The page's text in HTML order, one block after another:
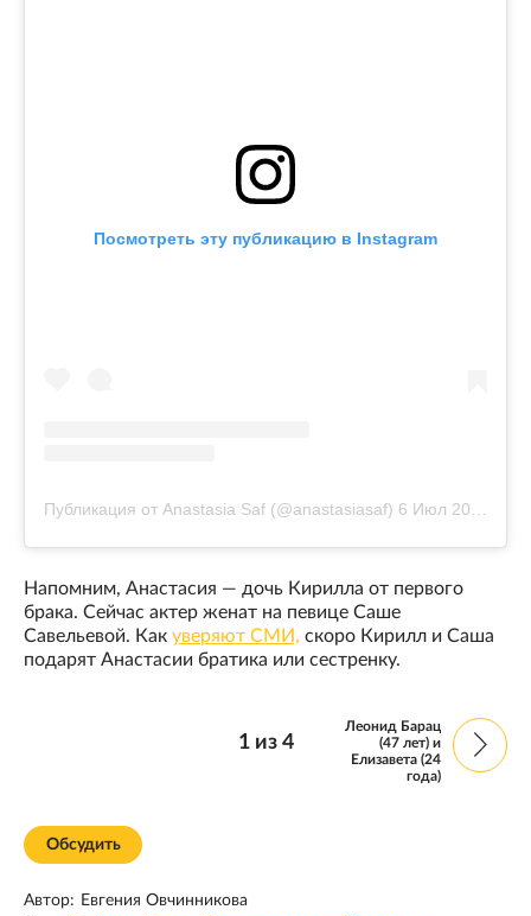
Посмотреть эту публикацию в Instagram
Публикация от Anastasia Saf (@anastasiasaf) 6 Июл 2018 в 8:11 PDT
Напомним, Анастасия — дочь Кирилла от первого
брака. Сейчас актер женат на певице Саше
Савельевой. Как уверяют СМИ, скоро Кирилл и Саша
подарят Анастасии братика или сестренку.
1из 4
Леонид Барац
(47 лет) и
Елизавета (24
года)
Обсудить
Автор: Евгения Овчинникова